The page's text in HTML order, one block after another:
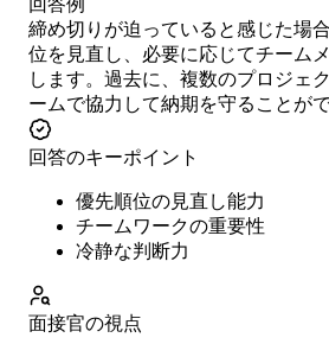
回答例
締め切りが迫っていると感じた場
位を見直し、必要に応じてチーム
します。過去に、複数のプロジェ
ームで協力して納期を守ることが
回答のキーポイント
優先順位の見直し能力
チームワークの重要性
冷静な判断力
面接官の視点